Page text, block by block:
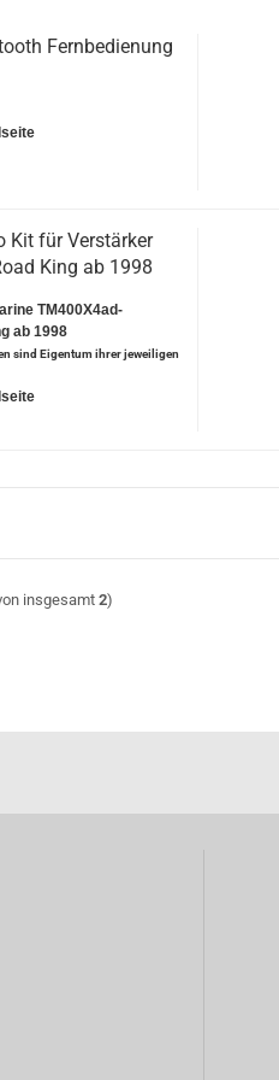
Fernbedienung
Kit für Verstärker
King ab 1998
TM400X4ad-
ab 1998
sind Eigentum ihrer jeweiligen
insgesamt2)